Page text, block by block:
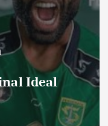
Bisa
Ngeri …!